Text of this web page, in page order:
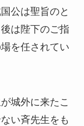
公は聖旨のと
は陛下のご指
を任されてい
城外に来たこ
い斉先生をも